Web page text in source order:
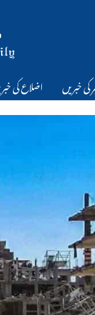
کی خبریں اضلاع کی